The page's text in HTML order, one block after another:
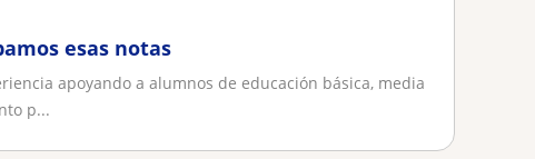
esas notas
apoyando a alumnos de educación básica, media
p...